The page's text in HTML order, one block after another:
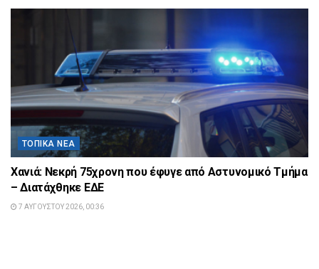
ΤΟΠΙΚΆ ΝΈΑ
Χανιά: Νεκρή 75χρονη που έφυγε από Αστυνομικό Τμήμα
– Διατάχθηκε ΕΔΕ
7 ΑΥΓΟΎΣΤΟΥ 2026, 00:36